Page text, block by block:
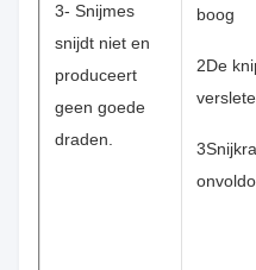
3- Snijmes
snijdt niet en
produceert
geen goede
draden.
boog
2De